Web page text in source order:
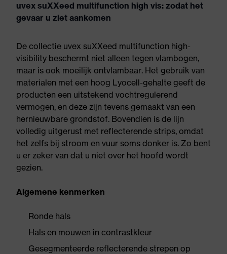
uvex suXXeed multifunction high vis: zodat het
gevaar u ziet aankomen
De collectie uvex suXXeed multifunction high-
visibility beschermt niet alleen tegen vlambogen,
maar is ook moeilijk ontvlambaar. Het gebruik van
materialen met een hoog Lyocell-gehalte geeft de
producten een uitstekend vochtregulerend
vermogen, en deze zijn tevens gemaakt van een
hernieuwbare grondstof. Bovendien is de lijn
volledig uitgerust met reflecterende strips, omdat
het zelfs bij stroom en vuur soms donker is. Zo bent
u er zeker van dat u niet over het hoofd wordt
gezien.
Algemene kenmerken
Ronde hals
Hals en mouwen in contrastkleur
Gesegmenteerde reflecterende strepen op